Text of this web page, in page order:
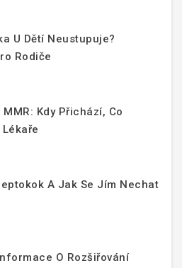
U Dětí Neustupuje?
Rodiče
Kdy Přichází, Co
A Jak Se Jím Nechat
O Rozšiřování